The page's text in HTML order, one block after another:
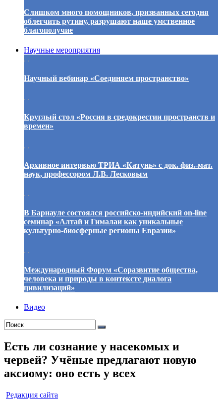
Слишком много помощников, призванных сегодня
облегчить рутину, разрушают наше умственное
благополучие
Научные мероприятия
. .
Научный вебинар «Соединяем пространство»
. .
Круглый стол «Россия в средокрестии пространств и
времен»
. .
Архивное интервью ТРИА «Катунь» с док. физ.-мат.
наук, профессором Л.В. Лесковым
. .
В Барнауле состоялся российско-индийский on-line
семинар «Алтай и Гималаи как уникальные
культурно-биосферные регионы Евразии»
. .
Международный Форум «Соразвитие общества,
человека и природы в контексте диалога
цивилизаций»
Видео
Есть ли сознание у насекомых и
червей? Учёные предлагают новую
аксиому: оно есть у всех
Редакция cайта